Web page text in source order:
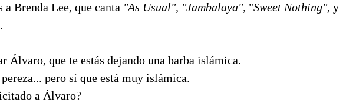
Brenda Lee, que canta "As Usual", "Jambalaya", "Sweet Nothing", y
Álvaro, que te estás dejando una barba islámica.
pero sí que está muy islámica.
a Álvaro?